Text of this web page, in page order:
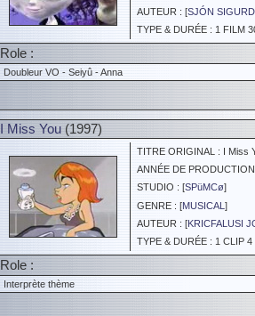
AUTEUR : [SJÓN
TYPE & DURÉE : 1 FILM
Role :
Doubleur VO - Seiyû - Anna
I Miss You (1997)
TITRE ORIGINAL : I Miss
ANNÉE DE
STUDIO : [SPüMCø]
GENRE : [MUSICAL ]
AUTEUR : [KRICFALUSI
TYPE & DURÉE : 1 CLIP 4
Role :
Interprète thème